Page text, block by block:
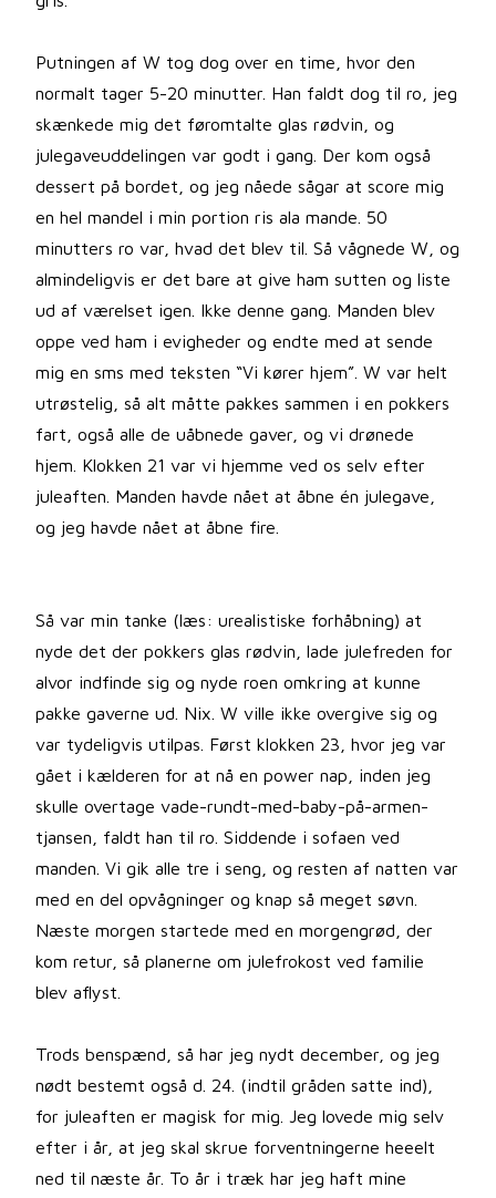
Putningen af W tog dog over en time, hvor den
normalt tager 5-20 minutter. Han faldt dog til ro, jeg
skænkede mig det føromtalte glas rødvin, og
julegaveuddelingen var godt i gang. Der kom også
dessert på bordet, og jeg nåede sågar at score mig
en hel mandel i min portion ris ala mande. 50
minutters ro var, hvad det blev til. Så vågnede W, og
almindeligvis er det bare at give ham sutten og liste
ud af værelset igen. Ikke denne gang. Manden blev
oppe ved ham i evigheder og endte med at sende
mig en sms med teksten “Vi kører hjem”. W var helt
utrøstelig, så alt måtte pakkes sammen i en pokkers
fart, også alle de uåbnede gaver, og vi drønede
hjem. Klokken 21 var vi hjemme ved os selv efter
juleaften. Manden havde nået at åbne én julegave,
og jeg havde nået at åbne fire.
Så var min tanke (læs: urealistiske forhåbning) at
nyde det der pokkers glas rødvin, lade julefreden for
alvor indfinde sig og nyde roen omkring at kunne
pakke gaverne ud. Nix. W ville ikke overgive sig og
var tydeligvis utilpas. Først klokken 23, hvor jeg var
gået i kælderen for at nå en power nap, inden jeg
skulle overtage vade-rundt-med-baby-på-armen-
tjansen, faldt han til ro. Siddende i sofaen ved
manden. Vi gik alle tre i seng, og resten af natten var
med en del opvågninger og knap så meget søvn.
Næste morgen startede med en morgengrød, der
kom retur, så planerne om julefrokost ved familie
blev aflyst.
Trods benspænd, så har jeg nydt december, og jeg
nødt bestemt også d. 24. (indtil gråden satte ind),
for juleaften er magisk for mig. Jeg lovede mig selv
efter i år, at jeg skal skrue forventningerne heeelt
ned til næste år. To år i træk har jeg haft mine